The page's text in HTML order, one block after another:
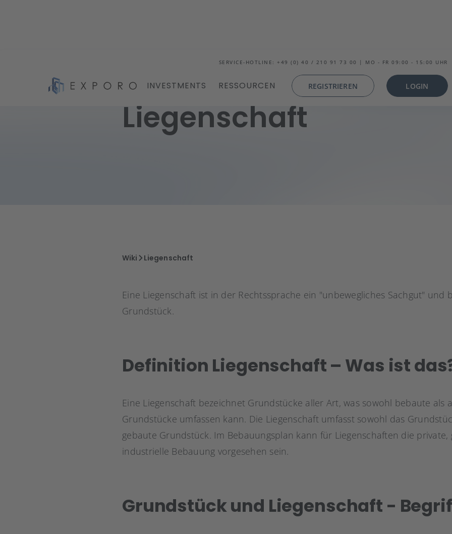
SERVICE-HOTLINE: +49 (0) 40 / 210 91 73 00 | MO - FR 09:00 - 15:00 UHR
INVESTMENTS RESSOURCEN REGISTRIEREN LOGIN
Liegenschaft
Wiki Liegenschaft
Eine Liegenschaft ist in der Rechtssprache ein "unbewegliches Sachgut" und
Grundstück.
Definition Liegenschaft – Was ist
Eine Liegenschaft bezeichnet Grundstücke aller Art, was sowohl bebaute als
Grundstücke umfassen kann. Die Liegenschaft umfasst sowohl das
gebaute Grundstück. Im Bebauungsplan kann für Liegenschaften die
industrielle Bebauung vorgesehen sein.
Grundstück und Liegenschaft -